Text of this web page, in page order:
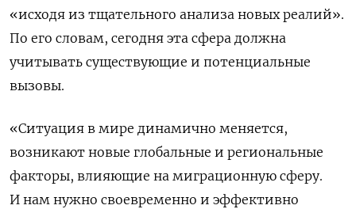
«исходя из тщательного анализа новых реалий».
По его словам, сегодня эта сфера должна
учитывать существующие и потенциальные
вызовы.
«Ситуация в мире динамично меняется,
возникают новые глобальные и региональные
факторы, влияющие на миграционную сферу.
И нам нужно своевременно и эффективно